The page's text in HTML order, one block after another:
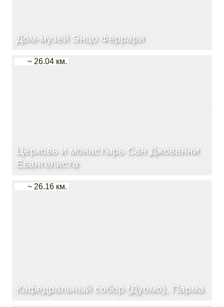
Дом-музей Энцо Феррари
Церковь и монастырь Сан Джованни
Евангелиста
~ 26.04 км.
Кафедральный собор (Дуомо), Парма
~ 26.16 км.